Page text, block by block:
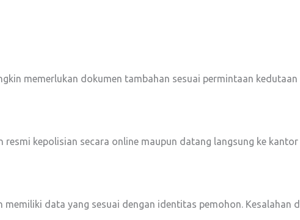
memerlukan dokumen tambahan sesuai permintaan
kepolisian secara online maupun datang langsung ke
data yang sesuai dengan identitas pemohon. Kesalahan